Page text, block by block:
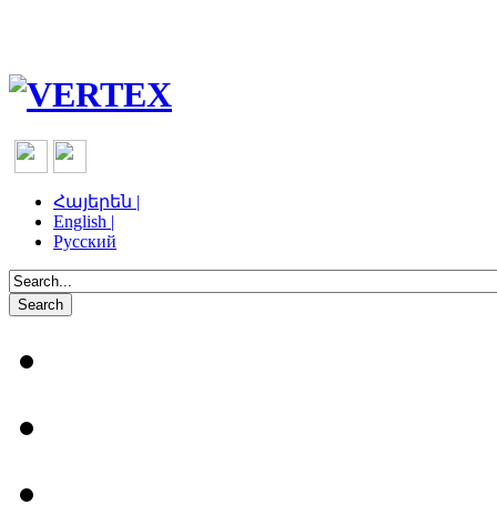
Հայերեն |
English |
Русский